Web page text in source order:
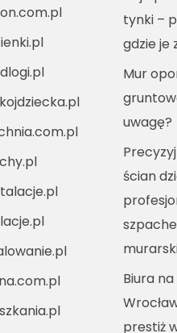
tynki –
gdzie je
Mur
uwagę?
ścian
Biura
prestiż